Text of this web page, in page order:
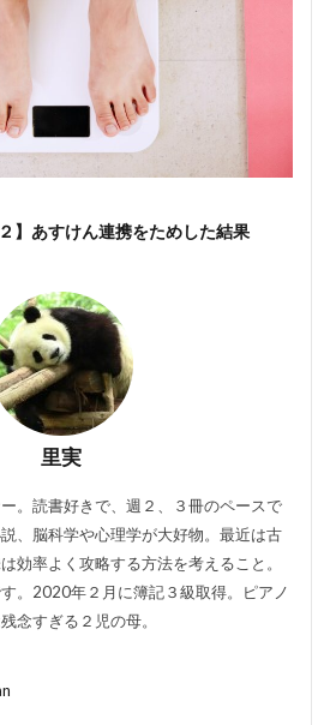
】あすけん連携をためした結果
里実
。読書好きで、週２、３冊のペースで
、脳科学や心理学が大好物。最近は古
効率よく攻略する方法を考えること。
。2020年２月に簿記３級取得。ピアノ
念すぎる２児の母。